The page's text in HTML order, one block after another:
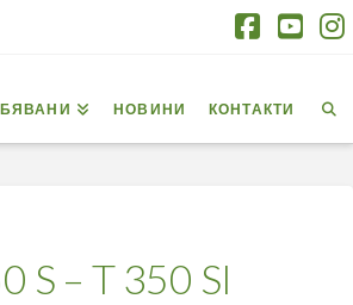
НОВИНИ КОНТАКТИ
S – T 350 SI